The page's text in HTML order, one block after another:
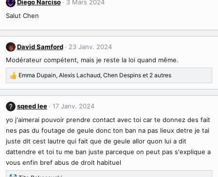
Diego Narciso
3 Mars 2024
Salut Chen
David Samford
23 Janv. 2024
Modérateur compétent, mais je reste la loi quand même.
R
é
a
c
t
i
o
n
s
Emma Dupain, Alexis Lachaud, Chen Despins et 2 autres
sqeed lee
17 Janv. 2024
yo j'aimerai pouvoir prendre contact avec toi car te donnez des fait
nes pas du foutage de geule donc ton ban na pas lieux detre je tai
juste dit cest lautre qui fait que de geule allor quon lui a dit
dattendre et toi tu me ban juste parceque on peut pas s'explique a
vous enfin bref abus de droit habituel